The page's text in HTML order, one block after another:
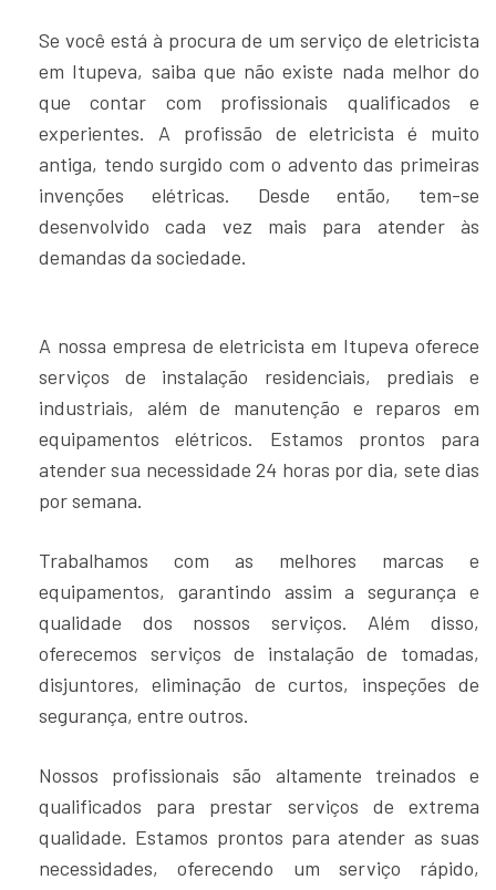
Se você está à procura de um serviço de eletricista
em Itupeva, saiba que não existe nada melhor do
que contar com profissionais qualificados e
experientes. A profissão de eletricista é muito
antiga, tendo surgido com o advento das primeiras
invenções elétricas. Desde então, tem-se
desenvolvido cada vez mais para atender às
demandas da sociedade.
A nossa empresa de eletricista em Itupeva oferece
serviços de instalação residenciais, prediais e
industriais, além de manutenção e reparos em
equipamentos elétricos. Estamos prontos para
atender sua necessidade 24 horas por dia, sete dias
por semana.
Trabalhamos com as melhores marcas e
equipamentos, garantindo assim a segurança e
qualidade dos nossos serviços. Além disso,
oferecemos serviços de instalação de tomadas,
disjuntores, eliminação de curtos, inspeções de
segurança, entre outros.
Nossos profissionais são altamente treinados e
qualificados para prestar serviços de extrema
qualidade. Estamos prontos para atender as suas
necessidades, oferecendo um serviço rápido,